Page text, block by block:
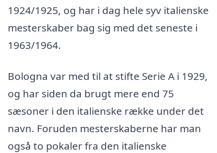
1924/1925, og har i dag hele syv italienske
mesterskaber bag sig med det seneste i
1963/1964.
Bologna var med til at stifte Serie A i 1929,
og har siden da brugt mere end 75
sæsoner i den italienske række under det
navn. Foruden mesterskaberne har man
også to pokaler fra den italienske